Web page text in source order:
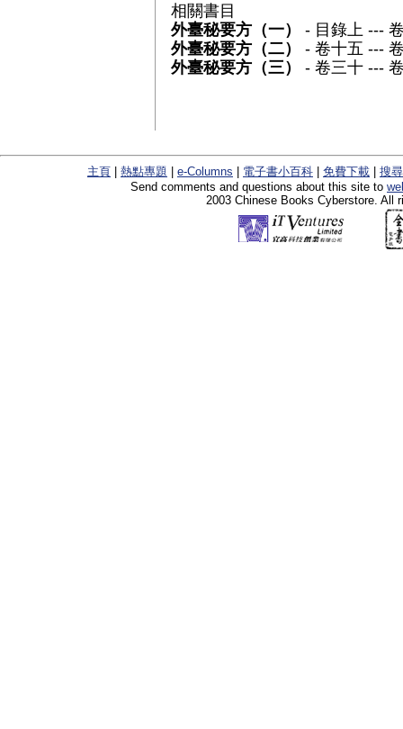
相關書目
外臺秘要方（一）
- 目錄上 ---
外臺秘要方（二）
- 卷十五 ---
外臺秘要方（三）
- 卷三十 ---
主頁 熱點專題 e-Columns 電子書小百科 免費下載
搜
Send comments and questions about this site to
2003 Chinese Books Cyberstore. All